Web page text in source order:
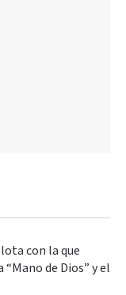
con la que
de Dios” y el